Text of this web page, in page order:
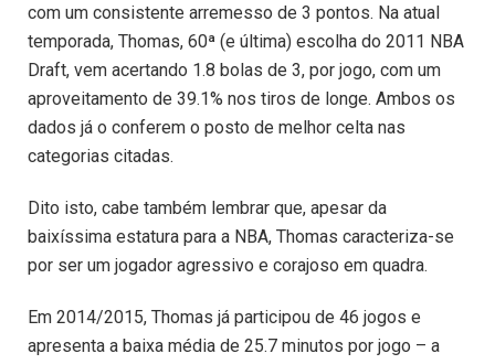
com um consistente arremesso de 3 pontos. Na atual
temporada, Thomas, 60ª (e última) escolha do 2011 NBA
Draft, vem acertando 1.8 bolas de 3, por jogo, com um
aproveitamento de 39.1% nos tiros de longe. Ambos os
dados já o conferem o posto de melhor celta nas
categorias citadas.
Dito isto, cabe também lembrar que, apesar da
baixíssima estatura para a NBA, Thomas caracteriza-se
por ser um jogador agressivo e corajoso em quadra.
Em 2014/2015, Thomas já participou de 46 jogos e
apresenta a baixa média de 25.7 minutos por jogo – a